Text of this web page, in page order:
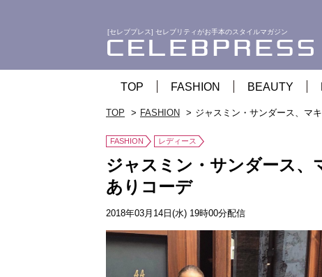
[セレブプレス] セレブリティがお手本のスタイルマガジン
TOP FASHION BEAUTY
TOP FASHION ジャスミン・サンダース、マ
FASHION レディース
ジャスミン・サンダース、
ありコーデ
2018年03月14日(水) 19時00分配信